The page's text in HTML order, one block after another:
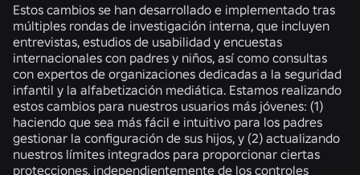
Estos cambios se han desarrollado e implementado tras
múltiples rondas de investigación interna, que incluyen
entrevistas, estudios de usabilidad y encuestas
internacionales con padres y niños, así como consultas
con expertos de organizaciones dedicadas a la seguridad
infantil y la alfabetización mediática. Estamos realizando
estos cambios para nuestros usuarios más jóvenes: (1)
haciendo que sea más fácil e intuitivo para los padres
gestionar la configuración de sus hijos, y (2) actualizando
nuestros límites integrados para proporcionar ciertas
protecciones, independientemente de los controles